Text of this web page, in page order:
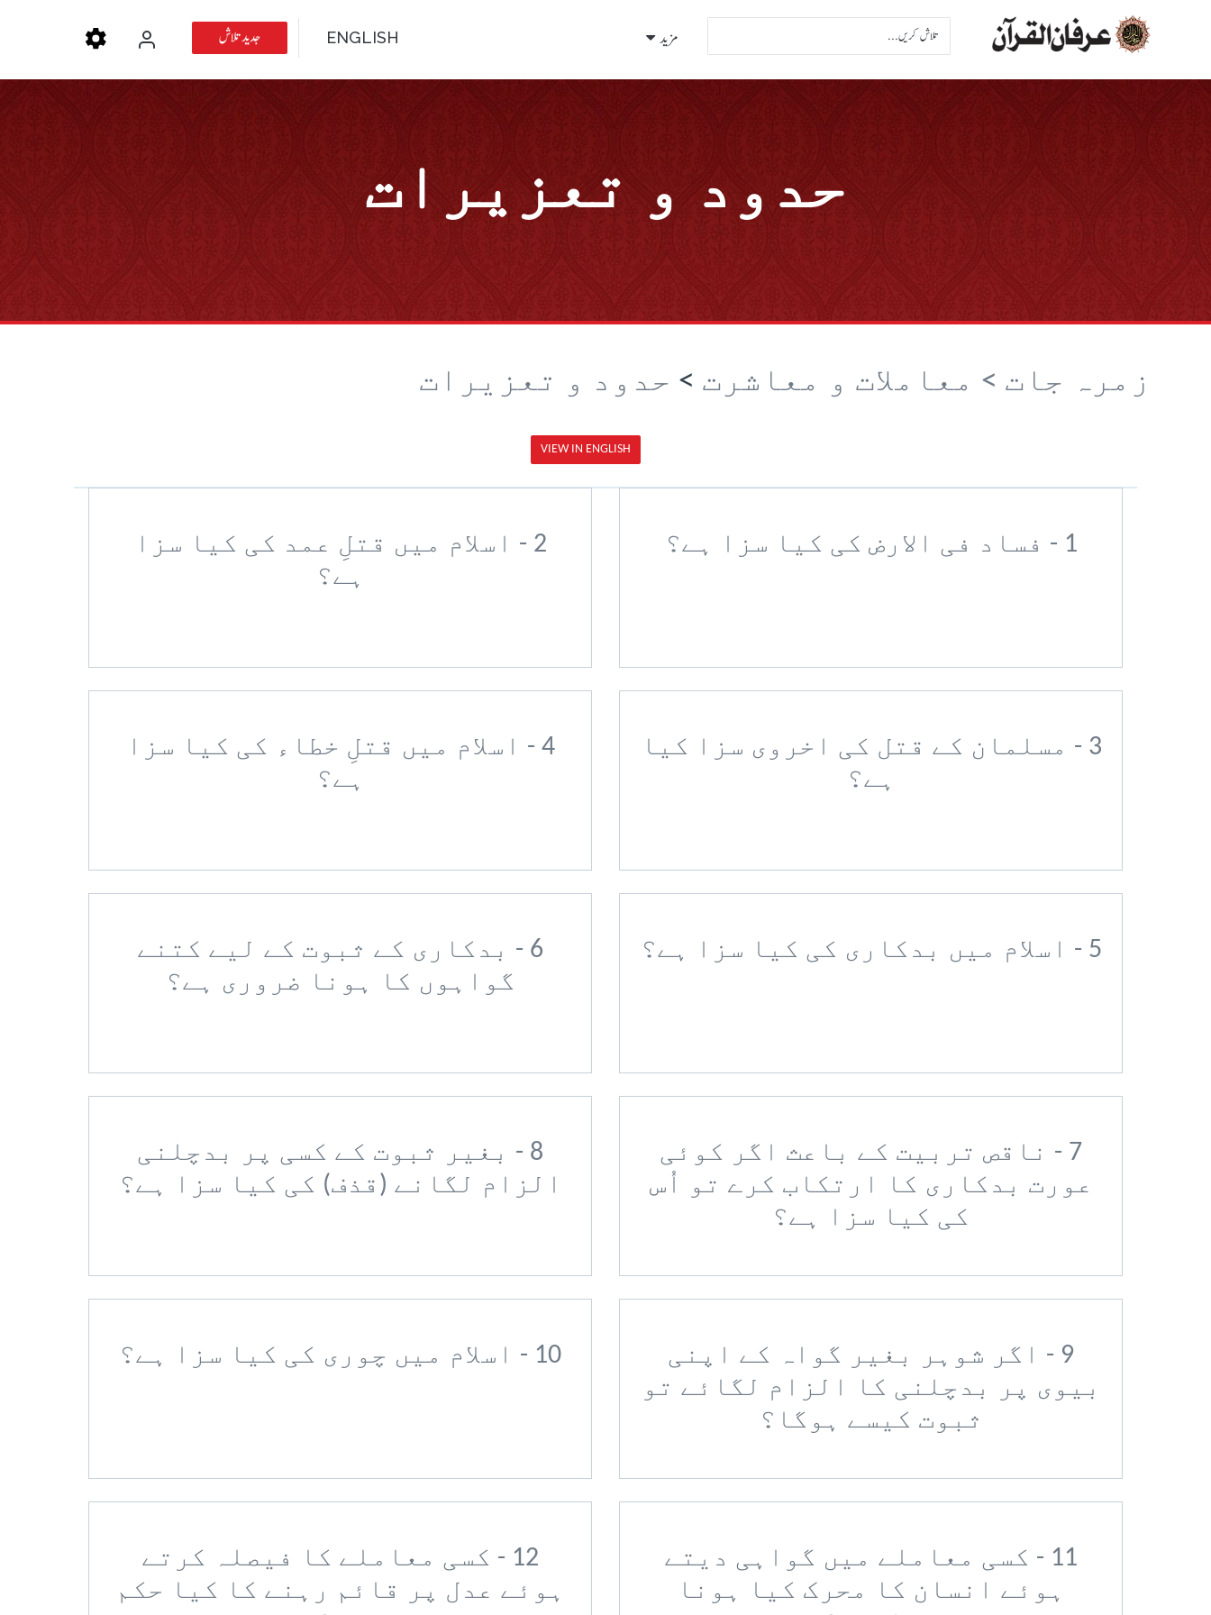
مزید ENGLISH جدید تلاش
حدود و تعزیرات
زمرہ جات > معاملات و معاشرت > حدود و تعزیرات
VIEW IN ENGLISH
1 - فساد فی الارض کی کیا سزا ہے؟
2 - اسلام میں قتلِ عمد کی کیا سزا
ہے؟
3 - مسلمان کے قتل کی اخروی سزا کیا
ہے؟
4 - اسلام میں قتلِ خطاء کی کیا سزا
ہے؟
5 - اسلام میں بدکاری کی کیا سزا ہے؟
6 - بدکاری کے ثبوت کے لیے کتنے
گواہوں کا ہونا ضروری ہے؟
7 - ناقص تربیت کے باعث اگر کوئی
عورت بدکاری کا ارتکاب کرے تو اُس
کی کیا سزا ہے؟
8 - بغیر ثبوت کے کسی پر بدچلنی
الزام لگانے (قذف) کی کیا سزا ہے؟
9 - اگر شوہر بغیر گواہ کے اپنی
بیوی پر بدچلنی کا الزام لگائے تو
ثبوت کیسے ہوگا؟
10 - اسلام میں چوری کی کیا سزا ہے؟
11 - کسی معاملے میں گواہی دیتے
ہوئے انسان کا محرک کیا ہونا
12 - کسی معاملے کا فیصلہ کرتے
ہوئے عدل پر قائم رہنے کا کیا حکم